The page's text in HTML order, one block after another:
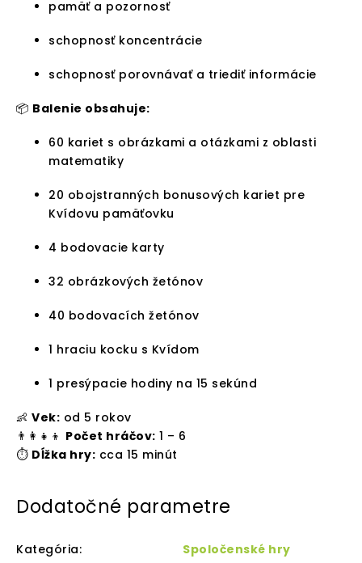
pamäť a pozornosť
schopnosť koncentrácie
schopnosť porovnávať a triediť informácie
📦 Balenie obsahuje:
60 kariet s obrázkami a otázkami z oblasti
matematiky
20 obojstranných bonusových kariet pre
Kvídovu pamäťovku
4 bodovacie karty
32 obrázkových žetónov
40 bodovacích žetónov
1 hraciu kocku s Kvídom
1 presýpacie hodiny na 15 sekúnd
👶 Vek: od 5 rokov
👨‍👩‍👧‍👦 Počet hráčov: 1 – 6
⏱️ Dĺžka hry: cca 15 minút
Dodatočné parametre
Kategória:
Spoločenské hry